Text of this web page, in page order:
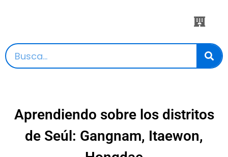
Aprendiendo sobre los distritos
de Seúl: Gangnam, Itaewon,